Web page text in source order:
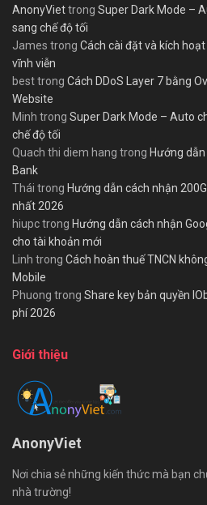
AnonyViettrong Super Dark Mode –
sang chế độ tối
James trong Cách cài đặt và kích
vĩnh viễn
besttrong Cách DDoS Layer 7 bằng
Website
Minh trong Super Dark Mode – Auto
chế độ tối
Quach thi diem hang trong Hướng
Bank
Thái trong Hướng dẫn cách nhận
nhất 2026
hiupctrong Hướng dẫn cách nhận
cho tài khoản mới
Linh trong Cách hoàn thuế TNCN
Mobile
Phuong trong Share key bản quyền
phí 2026
Giới thiệu
AnonyViet
Nơi chia sẻ những kiến thức mà bạn
nhà trường!